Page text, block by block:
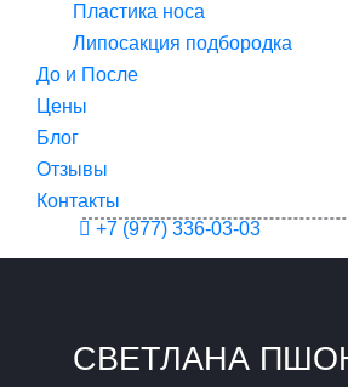
Пластика носа
Липосакция подбородка
До и После
Цены
Блог
Отзывы
Контакты
+7 (977) 336-03-03
СВЕТЛАНА